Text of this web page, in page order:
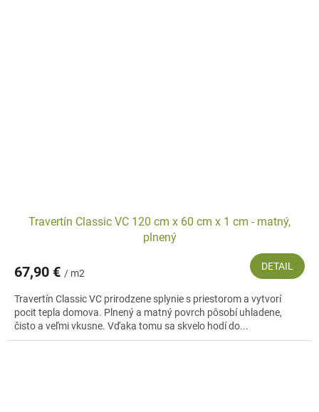
Travertín Classic VC 120 cm x 60 cm x 1 cm - matný,
plnený
67,90 € / m2
DETAIL
Travertín Classic VC prirodzene splynie s priestorom a vytvorí
pocit tepla domova. Plnený a matný povrch pôsobí uhladene,
čisto a veľmi vkusne. Vďaka tomu sa skvelo hodí do...